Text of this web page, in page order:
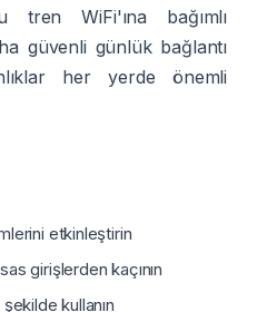
tren WiFi'ına bağımlı
güvenli günlük bağlantı
her yerde önemli
etkinleştirin
girişlerden kaçının
kullanın